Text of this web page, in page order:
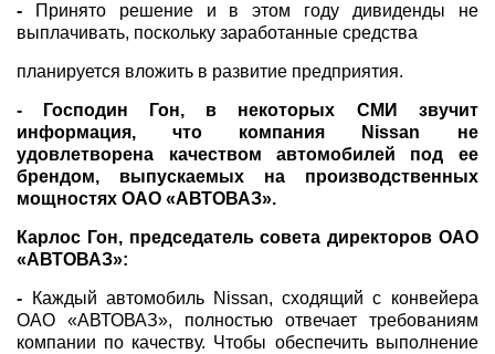
-
Принято решение и в этом году дивиденды не
выплачивать, поскольку заработанные средства
планируется вложить в развитие предприятия.
- Господин Гон, в некоторых СМИ звучит
информация, что компания Nissan не
удовлетворена качеством автомобилей под ее
брендом, выпускаемых на производственных
мощностях ОАО «АВТОВАЗ».
Карлос Гон, председатель совета директоров ОАО
«АВТОВАЗ»:
-
Каждый автомобиль Nissan, сходящий с конвейера
ОАО «АВТОВАЗ», полностью отвечает требованиям
компании по качеству. Чтобы обеспечить выполнение